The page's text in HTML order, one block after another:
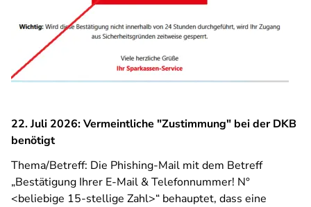
22. Juli 2026: Vermeintliche "Zustimmung" bei der DKB
benötigt
Thema/Betreff: Die Phishing-Mail mit dem Betreff
„Bestätigung Ihrer E-Mail & Telefonnummer! N°
<beliebige 15-stellige Zahl>“ behauptet, dass eine